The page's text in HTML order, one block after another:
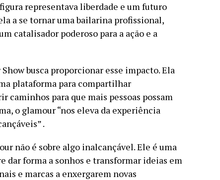
representava liberdade e um futuro
a se tornar uma bailarina profissional,
catalisador poderoso para a ação e a
busca proporcionar esse impacto. Ela
plataforma para compartilhar
caminhos para que mais pessoas possam
o glamour “nos eleva da experiência
.
não é sobre algo inalcançável. Ele é uma
dar forma a sonhos e transformar ideias em
e marcas a enxergarem novas